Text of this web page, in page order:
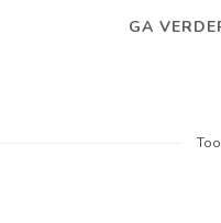
GA